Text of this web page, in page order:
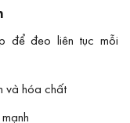
để đeo liên tục mỗi
và hóa chất